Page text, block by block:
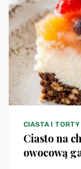
CIASTA I TORTY
Ciasto na
owocową